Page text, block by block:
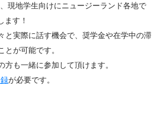
現地学生向けにニュージーランド各地で
ます！
と実際に話す機会で、奨学金や在学中の滞
が可能です。
も一緒に参加して頂けます。
が必要です。